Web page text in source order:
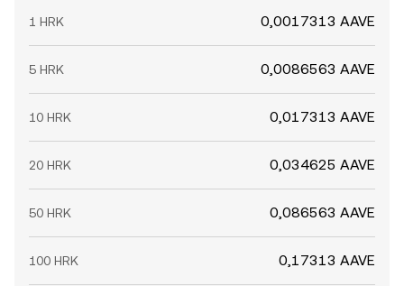
1 HRK 0,0017313 AAVE
5 HRK 0,0086563 AAVE
10 HRK 0,017313 AAVE
20 HRK 0,034625 AAVE
50 HRK 0,086563 AAVE
100 HRK 0,17313 AAVE